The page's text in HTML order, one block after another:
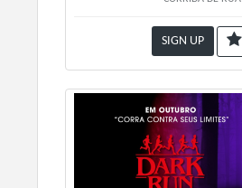
SIGN UP